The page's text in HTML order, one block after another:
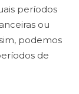
períodos
ou
podemos
de